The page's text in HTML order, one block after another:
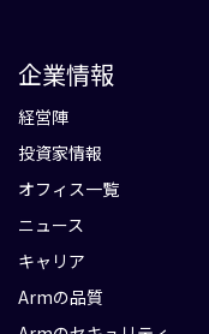
企業情報
経営陣
投資家情報
オフィス一覧
ニュース
キャリア
Armの品質